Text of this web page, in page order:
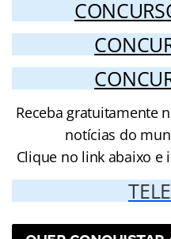
Receba gratuitamente
notícias do
Clique no link abaixo e